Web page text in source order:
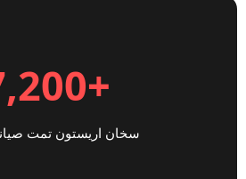
+7,200
سخان اريستون تمت